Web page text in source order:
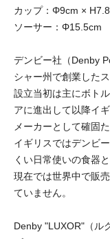
カップ：Φ9cm ×
ソーサー：Φ15.5cm
デンビー社（Denby
シャー州で創業した
設立当初は主にボト
アに進出して以降イ
メーカーとして確固
イギリスではデンビ
くい日常使いの食器
現在では世界中で販
ていません。
Denby "LUXOR"（ル